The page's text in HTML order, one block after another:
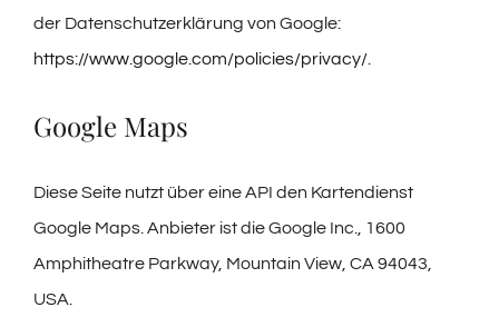
der Datenschutzerklärung von Google:
https://www.google.com/policies/privacy/
Google Maps
Diese Seite nutzt über eine API den Kartendienst
Google Maps. Anbieter ist die Google Inc., 1600
Amphitheatre Parkway, Mountain View, CA 94043,
USA.